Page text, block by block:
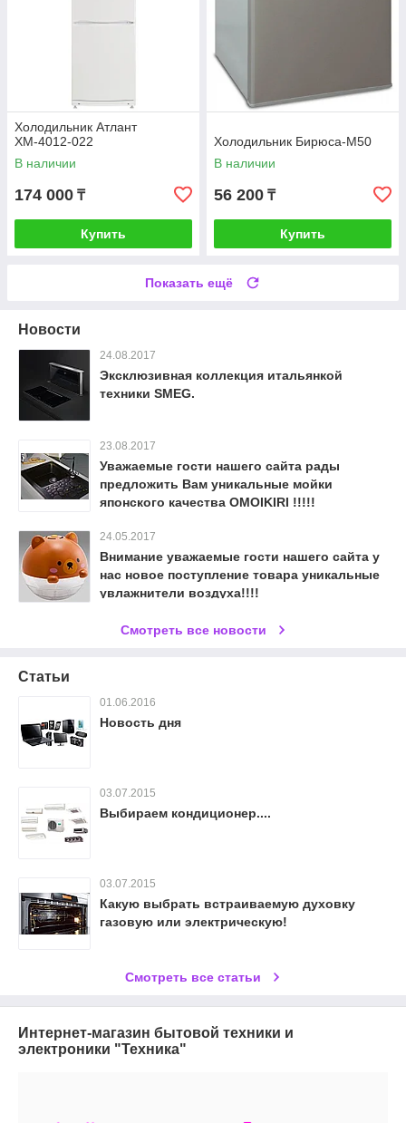
Холодильник Атлант
ХМ-4012-022
В наличии
174 000 ₸
Купить
Холодильник Бирюса-M50
В наличии
56 200 ₸
Купить
Показать ещё
Новости
24.08.2017
Эксклюзивная коллекция итальянкой
техники SMEG.
23.08.2017
Уважаемые гости нашего сайта рады
предложить Вам уникальные мойки
японского качества OMOIKIRI !!!!!
24.05.2017
Внимание уважаемые гости нашего сайта у
нас новое поступление товара уникальные
увлажнители воздуха!!!!
Смотреть все новости
Статьи
01.06.2016
Новость дня
03.07.2015
Выбираем кондиционер....
03.07.2015
Какую выбрать встраиваемую духовку
газовую или электрическую!
Смотреть все статьи
Интернет-магазин бытовой техники и
электроники "Техника"